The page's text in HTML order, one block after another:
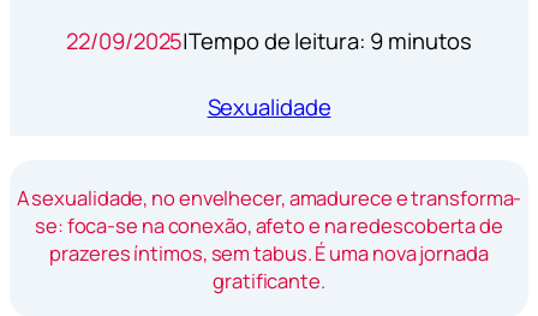
22/09/2025|Tempo de leitura: 9 minutos
Sexualidade
A sexualidade, no envelhecer, amadurece e transforma-
se: foca-se na conexão, afeto e na redescoberta de
prazeres íntimos, sem tabus. É uma nova jornada
gratificante.